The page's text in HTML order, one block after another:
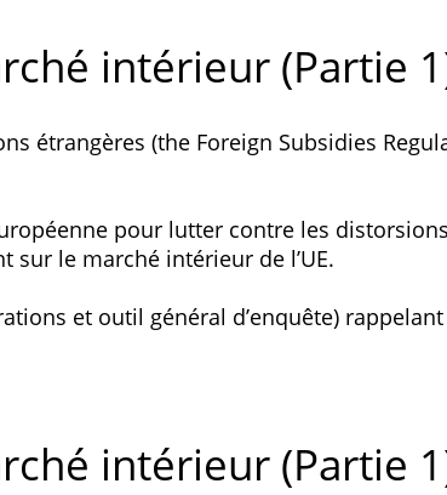
intérieur (Partie
étrangères (the Foreign Subsidies
pour lutter contre les
sur le marché intérieur de l’UE.
et outil général d’enquête)
intérieur (Partie